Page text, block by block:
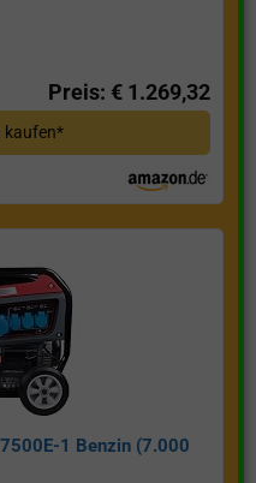
Preis: € 1.269,32
kaufen*
1 Benzin (7.000